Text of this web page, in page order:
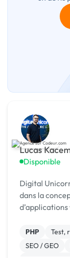
Lucas
Disponible
Digital
dans la
PHP Test,
SEO / GEO